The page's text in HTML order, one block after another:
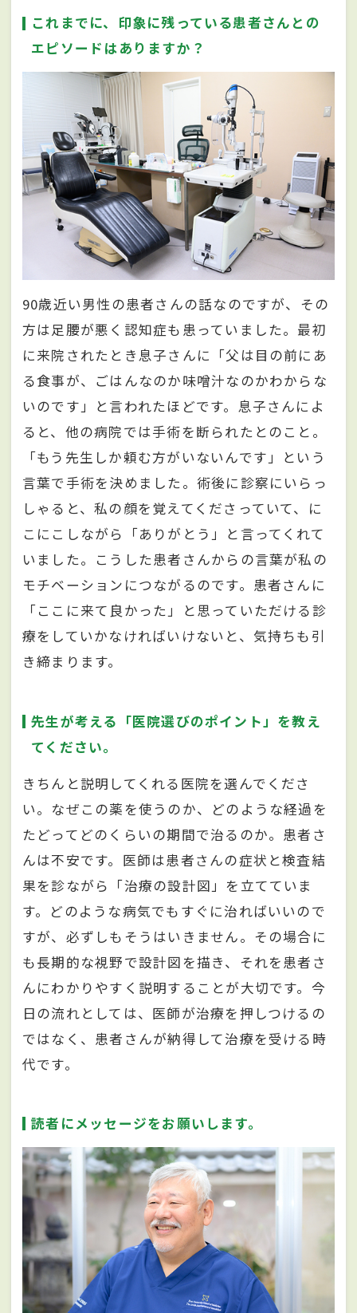
これまでに、印象に残っている患者さんとの
エピソードはありますか？
90歳近い男性の患者さんの話なのですが、その
方は足腰が悪く認知症も患っていました。最初
に来院されたとき息子さんに「父は目の前にあ
る食事が、ごはんなのか味噌汁なのかわからな
いのです」と言われたほどです。息子さんによ
ると、他の病院では手術を断られたとのこと。
「もう先生しか頼む方がいないんです」という
言葉で手術を決めました。術後に診察にいらっ
しゃると、私の顔を覚えてくださっていて、に
こにこしながら「ありがとう」と言ってくれて
いました。こうした患者さんからの言葉が私の
モチベーションにつながるのです。患者さんに
「ここに来て良かった」と思っていただける診
療をしていかなければいけないと、気持ちも引
き締まります。
先生が考える「医院選びのポイント」を教え
てください。
きちんと説明してくれる医院を選んでくださ
い。なぜこの薬を使うのか、どのような経過を
たどってどのくらいの期間で治るのか。患者さ
んは不安です。医師は患者さんの症状と検査結
果を診ながら「治療の設計図」を立てていま
す。どのような病気でもすぐに治ればいいので
すが、必ずしもそうはいきません。その場合に
も長期的な視野で設計図を描き、それを患者さ
んにわかりやすく説明することが大切です。今
日の流れとしては、医師が治療を押しつけるの
ではなく、患者さんが納得して治療を受ける時
代です。
読者にメッセージをお願いします。